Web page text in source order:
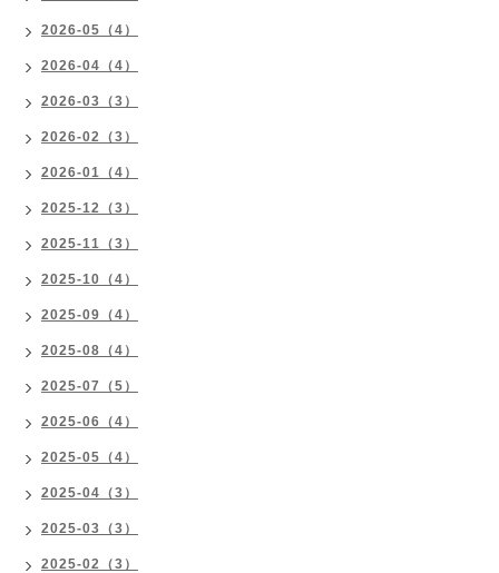
2026-05（4）
2026-04（4）
2026-03（3）
2026-02（3）
2026-01（4）
2025-12（3）
2025-11（3）
2025-10（4）
2025-09（4）
2025-08（4）
2025-07（5）
2025-06（4）
2025-05（4）
2025-04（3）
2025-03（3）
2025-02（3）